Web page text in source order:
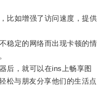
如增强了访问速度，提供
定的网络而出现卡顿的情
，就可以在ins上畅享图
松与朋友分享他们的生活点